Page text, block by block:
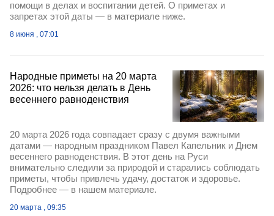
помощи в делах и воспитании детей. О приметах и
запретах этой даты — в материале ниже.
8 июня , 07:01
Народные приметы на 20 марта
2026: что нельзя делать в День
весеннего равноденствия
20 марта 2026 года совпадает сразу с двумя важными
датами — народным праздником Павел Капельник и Днем
весеннего равноденствия. В этот день на Руси
внимательно следили за природой и старались соблюдать
приметы, чтобы привлечь удачу, достаток и здоровье.
Подробнее — в нашем материале.
20 марта , 09:35